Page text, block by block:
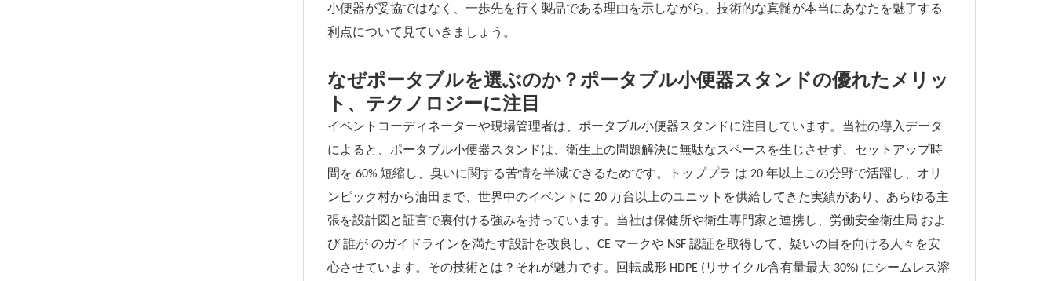
小便器が妥協ではなく、一歩先を行く製品である理由を示しながら、技術的な真髄が本当にあなたを魅了する
利点について見ていきましょう。
なぜポータブルを選ぶのか？ポータブル小便器スタンドの優れたメリッ
ト、テクノロジーに注目
イベントコーディネーターや現場管理者は、ポータブル小便器スタンドに注目しています。当社の導入データ
によると、ポータブル小便器スタンドは、衛生上の問題解決に無駄なスペースを生じさせず、セットアップ時
間を 60% 短縮し、臭いに関する苦情を半減できるためです。トッププラ は 20 年以上この分野で活躍し、オリ
ンピック村から油田まで、世界中のイベントに 20 万台以上のユニットを供給してきた実績があり、あらゆる主
張を設計図と証言で裏付ける強みを持っています。当社は保健所や衛生専門家と連携し、労働安全衛生局 およ
び 誰が のガイドラインを満たす設計を改良し、CE マークや NSF 認証を取得して、疑いの目を向ける人々を安
心させています。その技術とは？それが魅力です。回転成形 HDPE (リサイクル含有量最大 30%) にシームレス溶